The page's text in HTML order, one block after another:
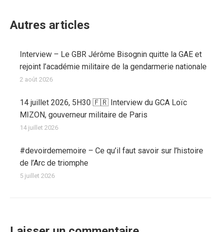
Autres articles
Interview – Le GBR Jérôme Bisognin quitte la GAE et
rejoint l’académie militaire de la gendarmerie nationale
2 août 2026
14 juillet 2026, 5H30 🇫🇷 Interview du GCA Loïc
MIZON, gouverneur militaire de Paris
14 juillet 2026
#devoirdememoire – Ce qu’il faut savoir sur l’histoire
de l’Arc de triomphe
5 juillet 2026